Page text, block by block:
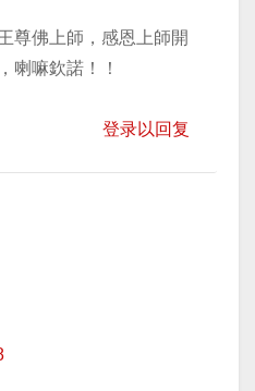
尊佛上師，感恩上師開
喇嘛欽諾！！
登录以回复